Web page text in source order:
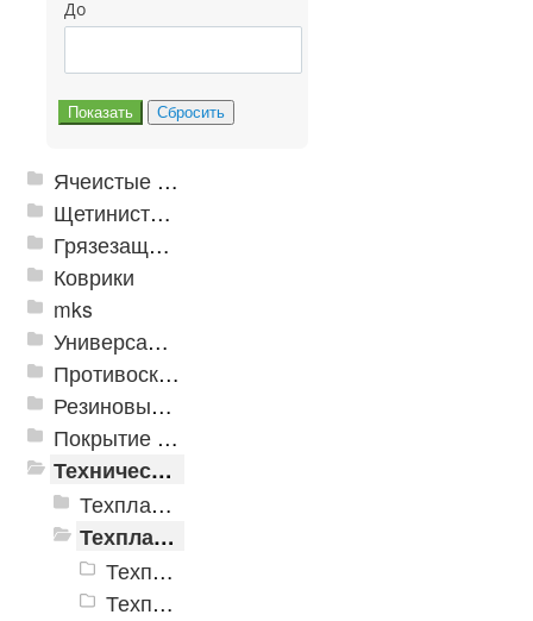
До
Ячеистые грязезащитные покрытия
Щетинистые покрытия
Грязезащитные, влаговпитывающие покрытия
Коврики
mks
Универсальные модульные покрытия
Противоскользящая защита для лестниц, профили, ленты
Резиновые и ПВХ дорожки
Покрытие из резиновой крошки
Техническая резина
Техпластины ТМКЩ резиновые рулонные ГОСТ 7338-90
Техпластины МБС резиновые рулонные ГОСТ 7338-90
Техпластина МБС ГОСТ 7338-90
Техпластина МБС ГОСТ 7338-90 формовая